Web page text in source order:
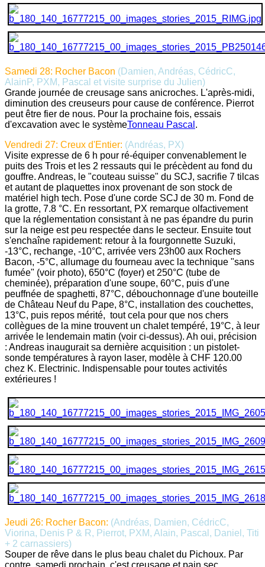
Samedi 28: Rocher Bacon (Damien, Andréas, CédricC,
AlainP, PXM, Pascal et visite surprise du Julien)
Grande journée de creusage sans anicroches. L'après-midi,
diminution des creuseurs pour cause de conférence. Pierrot
peut être fier de nous. Pour la prochaine fois, essais
d'excavation avec le systèmeTonneau Pascal .
Vendredi 27: Creux d'Entier: (Andréas, PX)
Visite expresse de 6 h pour ré-équiper convenablement le
puits des Trois et les 2 ressauts qui le précèdent au fond du
gouffre. Andreas, le "couteau suisse" du SCJ, sacrifie 7 tilcas
et autant de plaquettes inox provenant de son stock de
matériel high tech. Pose d'une corde SCJ de 30 m. Fond de
la grotte, 7.8 °C. En ressortant, PX remarque olfactivement
que la réglementation consistant à ne pas épandre du purin
sur la neige est peu respectée dans le secteur. Ensuite tout
s'enchaîne rapidement: retour à la fourgonnette Suzuki,
-13°C, rechange, -10°C, arrivée vers 23h00 aux Rochers
Bacon, -5°C, allumage du fourneau avec la technique "sans
fumée" (voir photo), 650°C (foyer) et 250°C (tube de
cheminée), préparation d'une soupe, 60°C, puis d'une
peuffnée de spaghetti, 87°C, débouchonnage d'une bouteille
de Château Neuf du Pape, 8°C, installation des couchettes,
13°C, puis repos mérité, tout cela pour que nos chers
collègues de la mine trouvent un chalet tempéré, 19°C, à leur
arrivée le lendemain matin (voir ci-dessus). Ah oui, précision
: Andreas inaugurait sa dernière acquisition : un pistolet-
sonde températures à rayon laser, modèle à CHF 120.00
chez K. Electrinic. Indispensable pour toutes activités
extérieures !
Jeudi 26: Rocher Bacon: (Andréas, Damien, CédricC,
Viorina, Denis P & R, Pierrot, PXM, Alain, Pascal, Daniel, Titi
+ 2 carnassiers)
Souper de rêve dans le plus beau chalet du Pichoux. Par